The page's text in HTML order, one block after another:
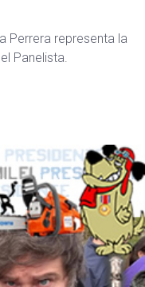
Perrera representa la
Panelista.